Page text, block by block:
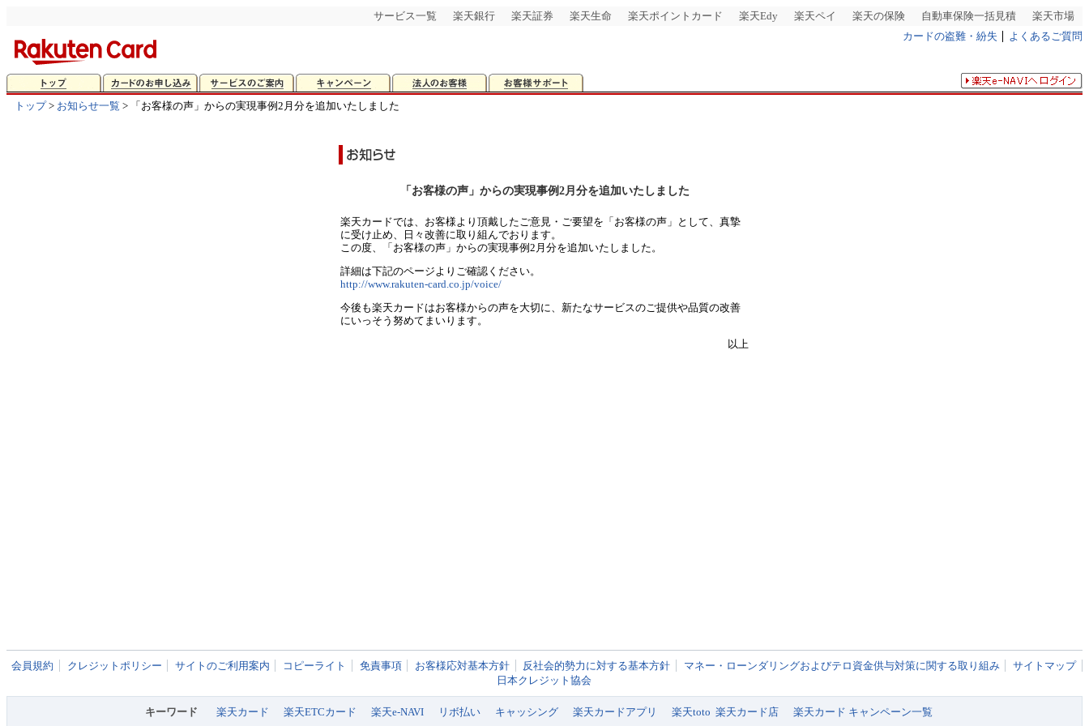
サービス一覧 楽天銀行 楽天証券 楽天生命 楽天ポイントカード 楽天Edy 楽天ペイ 楽天の保険 自動車保険一括見積
楽天市場
カードの盗難・紛失
よくあるご質問
トップ> お知らせ一覧 > 「お客様の声」からの実現事例2月分を追加いたしました
「お客様の声」からの実現事例2月分を追加いたしました
楽天カードでは、お客様より頂戴したご意見・ご要望を「お客様の声」として、真摯
に受け止め、日々改善に取り組んでおります。
この度、「お客様の声」からの実現事例2月分を追加いたしました。
詳細は下記のページよりご確認ください。
http://www.rakuten-card.co.jp/voice/
今後も楽天カードはお客様からの声を大切に、新たなサービスのご提供や品質の改善
にいっそう努めてまいります。
以上
会員規約 クレジットポリシー サイトのご利用案内 コピーライト 免責事項 お客様応対基本方針 反社会的勢力に対する基本方針 マネー・ローンダリングおよびテロ資金供与対策に関する取り組み
サイトマップ
日本クレジット協会
キーワード 楽天カード 楽天ETCカード 楽天e-NAVI リボ払い キャッシング 楽天カードアプリ 楽天toto 楽天カード店 楽天カード キャンペーン一覧